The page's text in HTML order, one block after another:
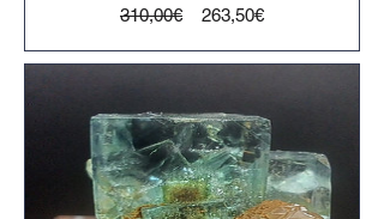
310,00€
Preço
263,50€Preço